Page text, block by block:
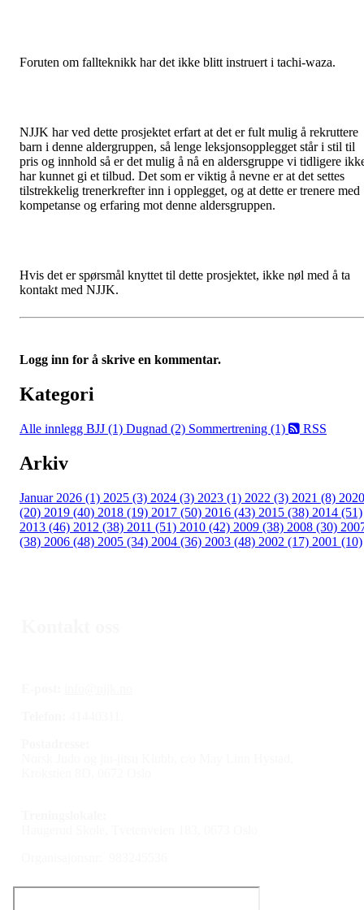
Foruten om fallteknikk har det ikke blitt instruert i tachi-waza.
NJJK har ved dette prosjektet erfart at det er fult mulig å rekruttere
barn i denne aldergruppen, så lenge leksjonsopplegget står i stil til
pris og innhold så er det mulig å nå en aldersgruppe vi tidligere
har kunnet gi et tilbud. Det som er viktig å nevne er at det settes
tilstrekkelig trenerkrefter inn i opplegget, og at dette er trenere med
kompetanse og erfaring mot denne aldersgruppen.
Hvis det er spørsmål knyttet til dette prosjektet, ikke nøl med å ta
kontakt med NJJK.
Logg inn for å skrive en kommentar.
Kategori
Alle innlegg BJJ (1) Dugnad (2) Sommertrening (1) RSS
Arkiv
Januar 2026 (1) 2025 (3) 2024 (3) 2023 (1) 2022 (3) 2021 (8) 2020
(20) 2019 (40) 2018 (19) 2017 (50) 2016 (43) 2015 (38) 2014 (51)
2013 (46) 2012 (38) 2011 (51) 2010 (42) 2009 (38) 2008 (30)
(38) 2006 (48) 2005 (34) 2004 (36) 2003 (48) 2002 (17) 2001 (10)